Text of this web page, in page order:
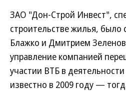
ЗАО "Дон-Строй Инвест",
строительстве жилья,
Блажко и Дмитрием
управление компанией
участии ВТБ в
известно в 2009 году —